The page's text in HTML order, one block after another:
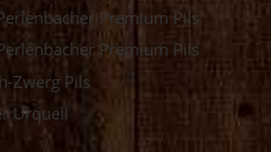
Premium Pils
Premium Pils
Zwerg Pils
Urquell